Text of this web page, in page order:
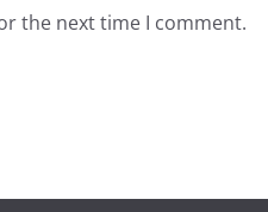
the next time I comment.